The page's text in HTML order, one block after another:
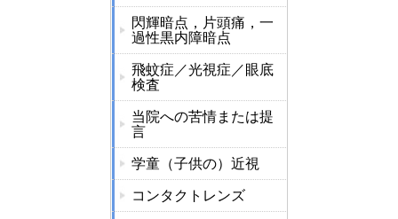
閃輝暗点，片頭痛，一
過性黒内障暗点
飛蚊症／光視症／眼底
検査
当院への苦情または提
言
学童（子供の）近視
コンタクトレンズ